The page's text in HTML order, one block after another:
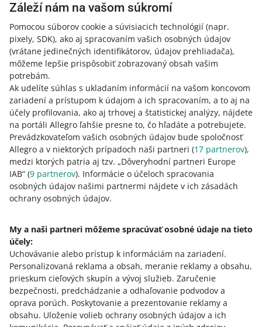
Záleží nám na vašom súkromí
Pomocou súborov cookie a súvisiacich technológií (napr.
pixely, SDK), ako aj spracovaním vašich osobných údajov
(vrátane jedinečných identifikátorov, údajov prehliadača),
môžeme lepšie prispôsobiť zobrazovaný obsah vašim
potrebám.
Ak udelíte súhlas s ukladaním informácií na vašom koncovom
zariadení a prístupom k údajom a ich spracovaním, a to aj na
účely profilovania, ako aj trhovej a štatistickej analýzy, nájdete
na portáli Allegro ľahšie presne to, čo hľadáte a potrebujete.
Prevádzkovateľom vašich osobných údajov bude spoločnosť
Allegro a v niektorých prípadoch naši partneri (17 partnerov),
medzi ktorých patria aj tzv. „Dôveryhodní partneri Europe
IAB“ (9 partnerov). Informácie o účeloch spracovania
osobných údajov našimi partnermi nájdete v ich zásadách
ochrany osobných údajov.
My a naši partneri môžeme spracúvať osobné údaje na tieto
účely:
Uchovávanie alebo prístup k informáciám na zariadení.
Personalizovaná reklama a obsah, meranie reklamy a obsahu,
prieskum cieľových skupín a vývoj služieb. Zaručenie
bezpečnosti, predchádzanie a odhaľovanie podvodov a
oprava porúch. Poskytovanie a prezentovanie reklamy a
obsahu. Uloženie volieb ochrany osobných údajov a ich
samostatné prístupové kľúče pre
Ako povoliť prihlasovanie pomocou
prístupového kľúča
Prejdite do záložky Prístupové kľúče. Nájdete ju v
nastaveniach svojho účtu v sekciiBezpečnosť.
Kliknite na [vytvoriť prístupový kľúč].
Zobrazí sa nové okno s niekoľkými možnosťami na
výber. Môžu sa líšiť v závislosti od operačného
systému a zariadenia, ktoré používate. Ak chcete
Ak sa vám podarilo vytvoriť prístupový kľúč, uvidíte ho
v záložkePrístupové kľúče. Uvidíte tam informácie o
tom, kedy bol prístupový kľúč vytvorený a ktorý
program na vašom zariadení k nemu má prístup.
Hotovo! Od tohto okamihu sa môžete prihlásiť do
systému Allegro rovnakým spôsobom, akým odomknete